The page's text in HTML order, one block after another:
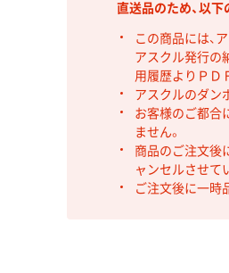
直送品のため、以下
この商品には、
アスクル発行の
用履歴よりＰＤ
アスクルのダン
お客様のご都合
ません。
商品のご注文後
ャンセルさせて
ご注文後に一時